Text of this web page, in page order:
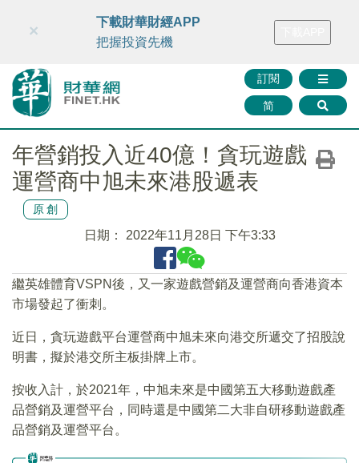
財華智庫網 FINTV FINMETA 財華證券 媒體矩陣
訂閱
简
×
下載財華財經APP
把握投資先機
年營銷投入近40億！貪玩遊戲
運營商中旭未來港股遞表
原創
日期： 2022年11月28日 下午3:33
繼英雄體育VSPN後，又一家遊戲營銷及運營商向香港資本
市場發起了衝刺。
近日，貪玩遊戲平台運營商中旭未來向港交所遞交了招股說
明書，擬於港交所主板掛牌上市。
按收入計，於2021年，中旭未來是中國第五大移動遊戲產
品營銷及運營平台，同時還是中國第二大非自研移動遊戲產
品營銷及運營平台。